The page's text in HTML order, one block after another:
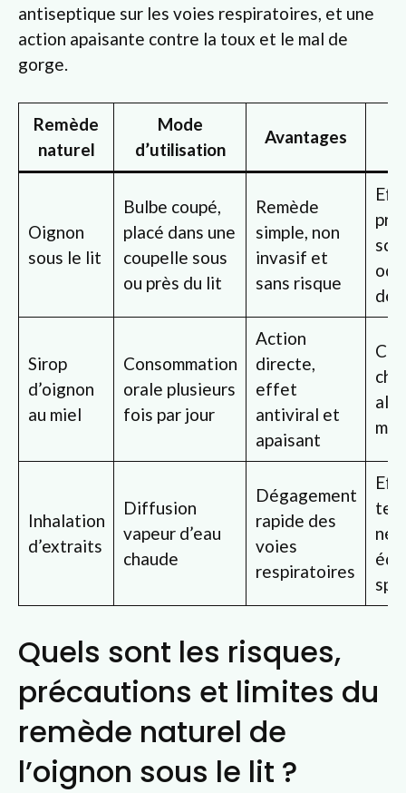
antiseptique sur les voies respiratoires, et une
action apaisante contre la toux et le mal de
gorge.
Remède
naturel
Mode
d’utilisation
Avantages
Oignon
sous le lit
Bulbe coupé,
placé dans une
coupelle sous
ou près du lit
Remède
simple, non
invasif et
sans risque
Sirop
d’oignon
au miel
Consommation
orale plusieurs
fois par jour
Action
directe,
effet
antiviral et
apaisant
Inhalation
d’extraits
Diffusion
vapeur d’eau
chaude
Dégagement
rapide des
voies
respiratoires
Quels sont les risques,
précautions et limites du
remède naturel de
l’oignon sous le lit ?